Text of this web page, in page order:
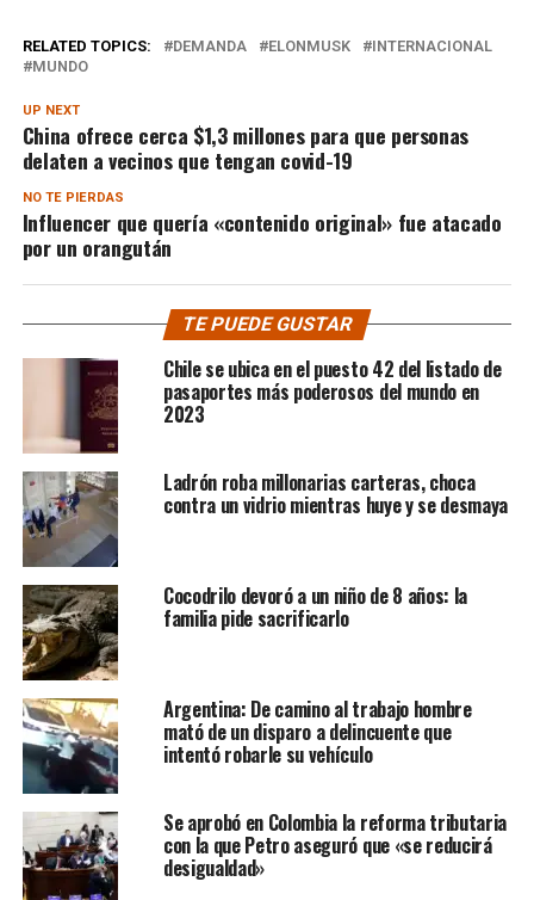
RELATED TOPICS: DEMANDA ELONMUSK
INTERNACIONAL
MUNDO
UP NEXT
China ofrece cerca $1,3 millones para que personas
delaten a vecinos que tengan covid-19
NO TE PIERDAS
Influencer que quería «contenido original» fue atacado
por un orangután
TE PUEDE GUSTAR
Chile se ubica en el puesto 42 del listado de
pasaportes más poderosos del mundo en
2023
Ladrón roba millonarias carteras, choca
contra un vidrio mientras huye y se desmaya
Cocodrilo devoró a un niño de 8 años: la
familia pide sacrificarlo
Argentina: De camino al trabajo hombre
mató de un disparo a delincuente que
intentó robarle su vehículo
Se aprobó en Colombia la reforma tributaria
con la que Petro aseguró que «se reducirá
desigualdad»